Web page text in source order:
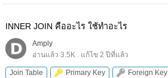
INNER JOIN คืออะไร ใช้ทำอะไร
Amply
อ่านแล้ว 3.5K . แก้ไข 2 ปีที่แล้ว
Join Table Primary Key Foreign Key